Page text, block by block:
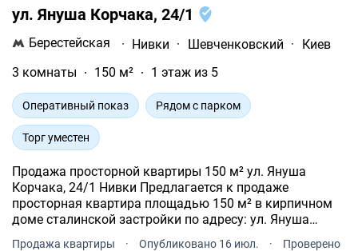
ул. Януша Корчака, 24/1
Берестейская · Нивки · Шевченковский ·
Киев
3 комнаты
150 м² 1 этаж из 5
Оперативный показ Рядом с парком
Торг уместен
Продажа просторной квартиры 150 м² ул. Януша
Корчака, 24/1 Нивки Предлагается к продаже
просторная квартира площадью 150 м² в кирпичном
доме сталинской застройки по адресу: ул. Януша
Корчака, 24/1, Шевченковский район, Киев.
Продажа квартиры · Опубликовано 16 июл. ·
Проверено